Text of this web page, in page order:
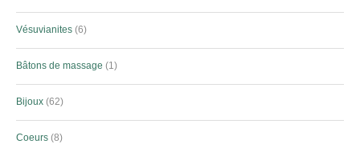
Vésuvianites 6
Bâtons de massage 1
Bijoux 62
Coeurs 8